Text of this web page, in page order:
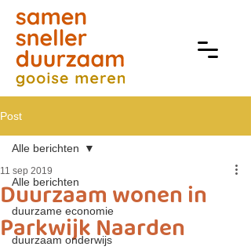
Post
Alle berichten
duurzame economie
duurzaam onderwijs
Alle berichten
Duurzaam wonen in
Parkwijk Naarden
11 sep 2019